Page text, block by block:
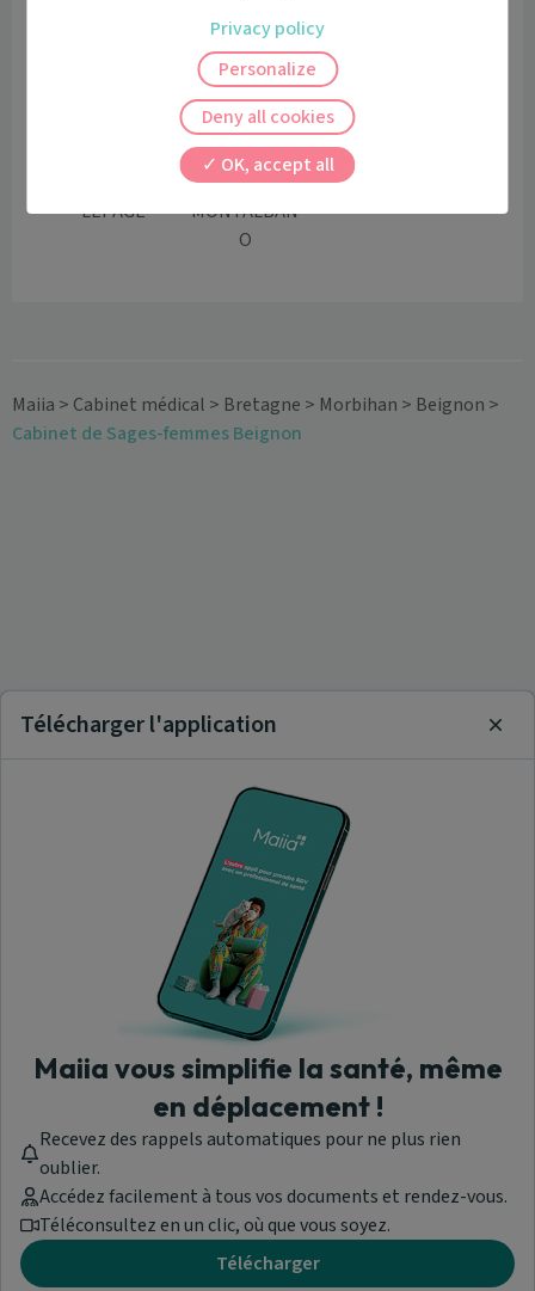
LEPAGE
Delphine
MONTALBAN
O
Maiia > Cabinet médical > Bretagne > Morbihan > Beignon >
Cabinet de Sages-femmes Beignon
Télécharger l'application
Maiia vous simplifie la santé, même
en déplacement !
Recevez des rappels automatiques pour ne plus rien
oublier.
Accédez facilement à tous vos documents et rendez-vous.
Téléconsultez en un clic, où que vous soyez.
Télécharger
OK, accept all
Deny all cookies
Personalize
Privacy policy